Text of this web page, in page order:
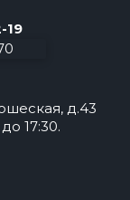
19
д.43
17:30.